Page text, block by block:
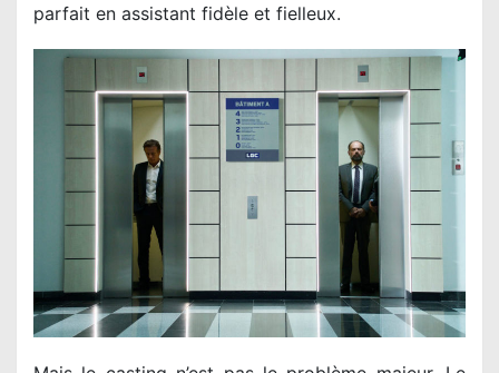
parfait en assistant fidèle et fielleux.